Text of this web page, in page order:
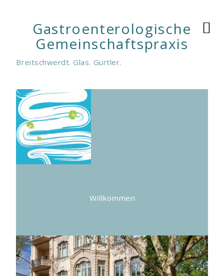
Gastroenterologische
Gemeinschaftspraxis
Breitschwerdt. Glas. Gürtler.
Willkommen